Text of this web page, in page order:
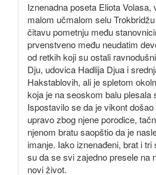
Iznenadna poseta Eliota Volasa,
malom učmalom selu
čitavu pometnju među
prvenstveno među neudatim
od retkih koji su ostali
Dju, udovica Hadlija Djua i
Hakstablovih, ali je spletom
koja je na seoskom balu plesala
Ispostavilo se da je vikont
upravo zbog njene porodice,
njenom bratu saopštio da je
imanje. Iako iznenađeni, brat i tri
su da se svi zajedno presele na
novi život.